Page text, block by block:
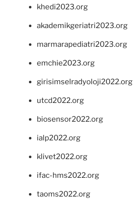
khedi2023.org
akademikgeriatri2023.org
marmarapediatri2023.org
emchie2023.org
girisimselradyoloji2022.org
utcd2022.org
biosensor2022.org
ialp2022.org
klivet2022.org
ifac-hms2022.org
taoms2022.org